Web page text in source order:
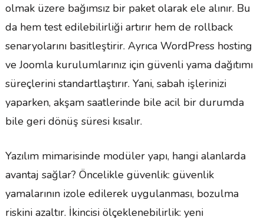
olmak üzere bağımsız bir paket olarak ele alınır. Bu
da hem test edilebilirliği artırır hem de rollback
senaryolarını basitleştirir. Ayrıca WordPress hosting
ve Joomla kurulumlarınız için güvenli yama dağıtımı
süreçlerini standartlaştırır. Yani, sabah işlerinizi
yaparken, akşam saatlerinde bile acil bir durumda
bile geri dönüş süresi kısalır.
Yazılım mimarisinde modüler yapı, hangi alanlarda
avantaj sağlar? Öncelikle güvenlik: güvenlik
yamalarının izole edilerek uygulanması, bozulma
riskini azaltır. İkincisi ölçeklenebilirlik: yeni